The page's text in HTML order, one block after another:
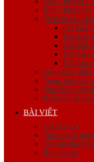
Bình chữa cháy
Thiết bị báo
Còi báo
Đầu báo
Đầu báo
Đèn báo
Nút báo
Đầu phun chữa
Trung tâm báo
Van công
Khớp nối &
BÀI VIẾT
CATALOG
Tin chuyên
Tư vấn khách
Blog tin tức